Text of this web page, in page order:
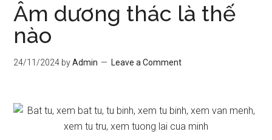
Âm dương thác là thế
nào
24/11/2024 byAdmin Leave a Comment